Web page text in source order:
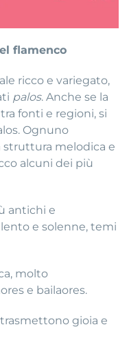
flamenco
ricco e variegato,
palos. Anche se la
fonti e regioni, si
Ognuno
struttura melodica e
alcuni dei più
antichi e
e solenne, temi
molto
e bailaores.
gioia e